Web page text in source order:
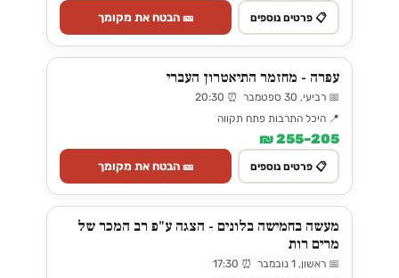
📋 פרטים נוספים 🎫 הבטח את מקומך
עפרה - מחזמר התיאטרון העברי
📅 רביעי, 30 ספטמבר ⏰ 20:30
📍 היכל התרבות פתח תקווה
205–255 ₪
📋 פרטים נוספים 🎫 הבטח את מקומך
מעשה בחמישה בלונים - הצגה ע"פ רב המכר של
מרים רות
📅 ראשון, 1 נובמבר ⏰ 17:30